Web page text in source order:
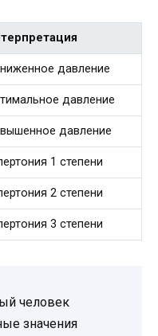
давление
давление
давление
1 степени
2 степени
3 степени
человек
значения